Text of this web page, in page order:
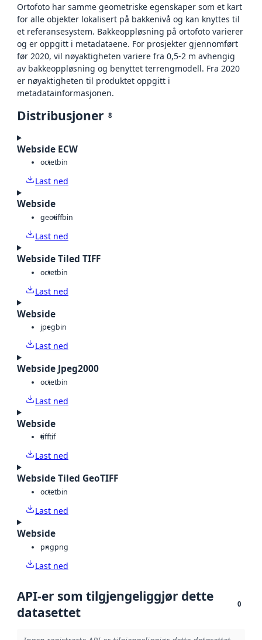
Ortofoto har samme geometriske egenskaper som et kart
for alle objekter lokalisert på bakkenivå og kan knyttes til
et referansesystem. Bakkeoppløsning på ortofoto varierer
og er oppgitt i metadataene. For prosjekter gjennomført
før 2020, vil nøyaktigheten variere fra 0,5-2 m avhengig
av bakkeoppløsning og benyttet terrengmodell. Fra 2020
er nøyaktigheten til produktet oppgitt i
metadatainformasjonen.
Distribusjoner 8
Webside ECW
octetbin
Last ned
Webside
geotiffbin
Last ned
Webside Tiled TIFF
octetbin
Last ned
Webside
jpegbin
Last ned
Webside Jpeg2000
octetbin
Last ned
Webside
tifftif
Last ned
Webside Tiled GeoTIFF
octetbin
Last ned
Webside
pngpng
Last ned
API-er som tilgjengeliggjør dette
datasettet
0